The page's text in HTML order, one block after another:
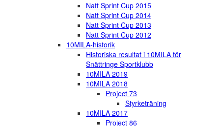
Natt Sprint Cup 2015
Natt Sprint Cup 2014
Natt Sprint Cup 2013
Natt Sprint Cup 2012
10MILA-historik
Historiska resultat i 10MILA för
Snättringe Sportklubb
10MILA 2019
10MILA 2018
Project 73
Styrketräning
10MILA 2017
Project 86